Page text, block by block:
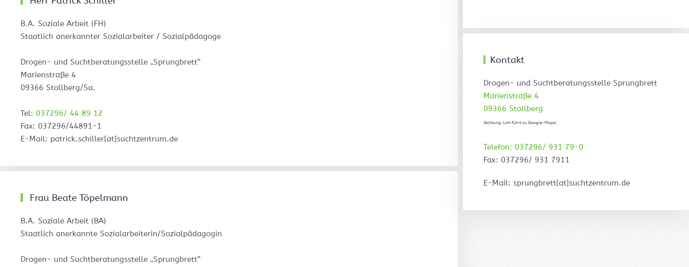
B.A. Soziale Arbeit (FH)
Staatlich anerkannter Sozialarbeiter / Sozialpädagoge
Drogen- und Suchtberatungsstelle „Sprungbrett“
Marienstraße 4
09366 Stollberg/Sa.
Tel: 037296/ 44 89 12
Fax: 037296/44891-1
E-Mail: patrick.schiller[at]suchtzentrum.de
Frau Beate Töpelmann
B.A. Soziale Arbeit (BA)
Staatlich anerkannte Sozialarbeiterin/Sozialpädagogin
Drogen- und Suchtberatungsstelle „Sprungbrett“
Kontakt
Drogen- und Suchtberatungsstelle Sprungbrett
Marienstraße 4
09366 Stollberg
(Achtung: Link führt zu Google-Maps)
Telefon: 037296/ 931 79-0
Fax: 037296/ 931 7911
E-Mail: sprungbrett[at]suchtzentrum.de